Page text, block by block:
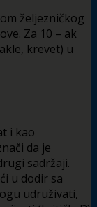
željezničkog
Za 10 – ak
krevet) u
i kao
da je
sadržaji.
u dodir sa
udruživati,